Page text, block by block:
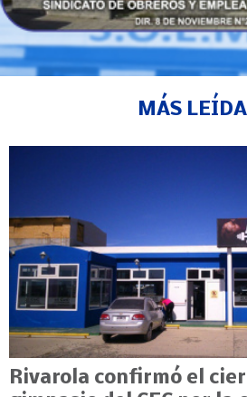
MÁS
Rivarola confirmó el